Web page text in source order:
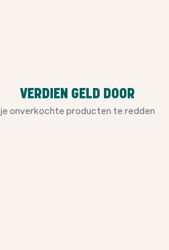
VERDIEN GELD DOOR
je onverkochte producten te redden